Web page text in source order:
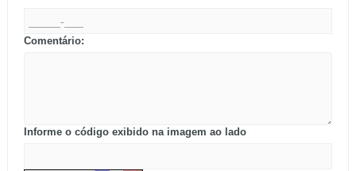
Comentário:
Informe o código exibido na imagem ao lado